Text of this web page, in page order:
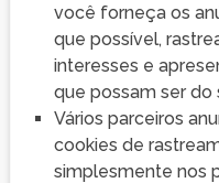
você forneça os
que possível,
interesses e
que possam ser do
Vários parceiros
cookies de
simplesmente nos